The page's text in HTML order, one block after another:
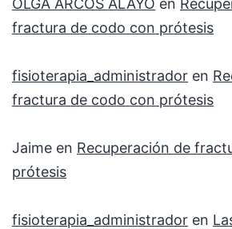
OLGA ARCOS ALAYO en
fractura de codo con prótesis
fisioterapia_administrador en
fractura de codo con prótesis
Jaime en Recuperación de
prótesis
fisioterapia_administrador en